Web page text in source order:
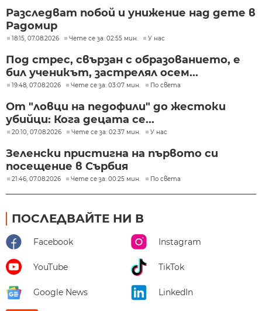
Разследват побой и унижение над дете в
Радомир
18:15, 07.08.2026 Чете се за: 02:55 мин. У нас
Под стрес, свързан с образованието, е
бил ученикът, застрелял осем...
19:48, 07.08.2026 Чете се за: 03:07 мин. По света
От "ловци на педофили" до жестоки
убийци: Кога децата се...
20:10, 07.08.2026 Чете се за: 02:37 мин. У нас
Зеленски пристигна на първото си
посещение в Сърбия
21:46, 07.08.2026 Чете се за: 00:25 мин. По света
ПОСЛЕДВАЙТЕ НИ В
Facebook Instagram
YouTube TikTok
Google News LinkedIn